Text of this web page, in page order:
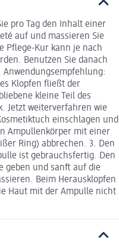
pro Tag den Inhalt einer
auf und massieren Sie
Pflege-Kur kann je nach
Benutzen Sie danach
Anwendungsempfehlung:
Klopfen fließt der
kleine Teil des
Jetzt weiterverfahren wie
einschlagen und
Ampullenkörper mit einer
Ring) abbrechen. 3. Den
ist gebrauchsfertig. Den
geben und sanft auf die
Beim Herausklopfen
Haut mit der Ampulle nicht